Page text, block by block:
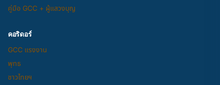
คู่มือ GCC + ผู้แสวงบุญ
คอริดอร์
GCC แรงงาน
พุทธ
ชาวไทยฯ